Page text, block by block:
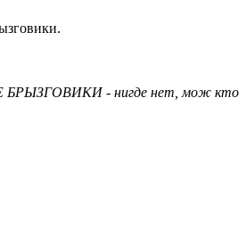
- нигде нет, мож кто